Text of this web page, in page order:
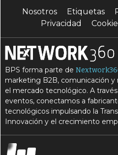
Nosotros Etiquetas
Privacidad
Cookie
BPS forma parte de
marketing B2B, comunicación y
el mercado tecnológico. A
eventos, conectamos a
tecnológicos impulsando la
Innovación y el crecimiento